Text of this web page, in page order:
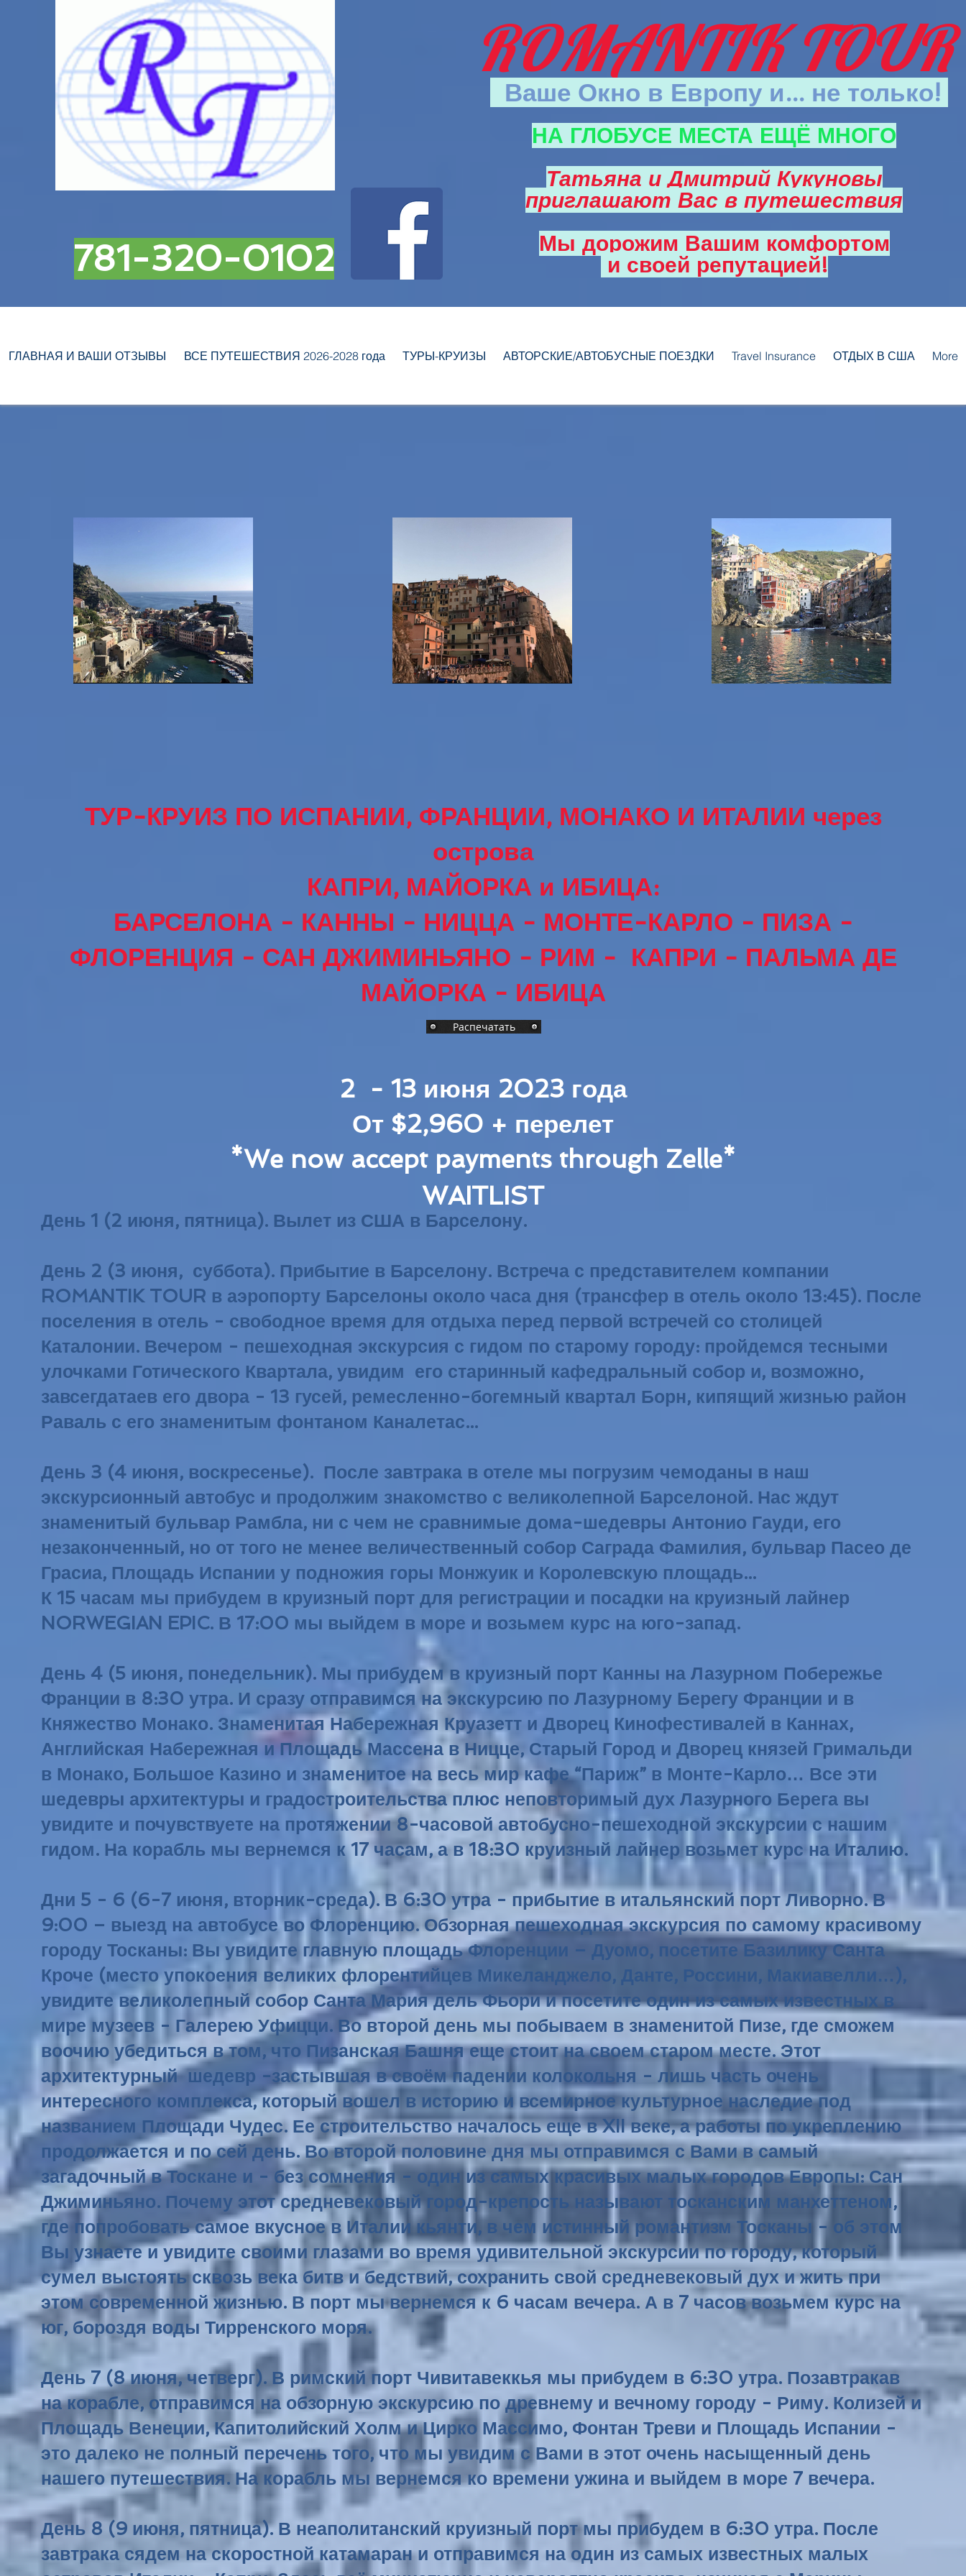
781-320-0102
ROMANTIK TOUR
Ваше Окно в Европу и... не только!
НА ГЛОБУСЕ МЕСТА ЕЩЁ МНОГО
Татьяна и Дмитрий Кукуновы
приглашают Вас в путешествия
Мы дорожим Вашим комфортом
и своей репутацией!
ГЛАВНАЯ И ВАШИ ОТЗЫВЫ ВСЕ ПУТЕШЕСТВИЯ 2026-2028 года ТУРЫ-КРУИЗЫ АВТОРСКИЕ/АВТОБУСНЫЕ ПОЕЗДКИ Travel Insurance ОТДЫХ В США More
ТУР-КРУИЗ ПО ИСПАНИИ, ФРАНЦИИ, МОНАКО И ИТАЛИИ через
острова
КАПРИ, МАЙОРКА и ИБИЦА:
БАРСЕЛОНА - КАННЫ - НИЦЦА - МОНТЕ-КАРЛО - ПИЗА -
ФЛОРЕНЦИЯ - САН ДЖИМИНЬЯНО - РИМ - КАПРИ - ПАЛЬМА ДЕ
МАЙОРКА - ИБИЦА
2 - 13 июня 2023 года
От $2,960 + перелет
*We now accept payments through Zelle*
WAITLIST
День 1 (2 июня, пятница). Вылет из США в Барселону.
День 2 (3 июня, суббота). Прибытие в Барселону. Встреча с представителем компании
ROMANTIK TOUR в аэропорту Барселоны около часа дня (трансфер в отель около 13:45). После
поселения в отель - свободное время для отдыха перед первой встречей со столицей
Каталонии. Вечером - пешеходная экскурсия с гидом по старому городу: пройдемся тесными
улочками Готического Квартала, увидим его старинный кафедральный собор и, возможно,
завсегдатаев его двора - 13 гусей, ремесленно-богемный квартал Борн, кипящий жизнью район
Раваль с его знаменитым фонтаном Каналетас...
День 3 (4 июня, воскресенье). После завтрака в отеле мы погрузим чемоданы в наш
экскурсионный автобус и продолжим знакомство с великолепной Барселоной. Нас ждут
знаменитый бульвар Рамбла, ни с чем не сравнимые дома-шедевры Антонио Гауди, его
незаконченный, но от того не менее величественный собор Саграда Фамилия, бульвар Пасео де
Грасиа, Площадь Испании у подножия горы Монжуик и Королевскую площадь...
К 15 часам мы прибудем в круизный порт для регистрации и посадки на круизный лайнер
NORWEGIAN EPIC. В 17:00 мы выйдем в море и возьмем курс на юго-запад.
День 4 (5 июня, понедельник). Мы прибудем в круизный порт Канны на Лазурном Побережье
Франции в 8:30 утра. И сразу отправимся на экскурсию по Лазурному Берегу Франции и в
Княжество Монако. Знаменитая Набережная Круазетт и Дворец Кинофестивалей в Каннах,
Английская Набережная и Площадь Массена в Ницце, Старый Город и Дворец князей Гримальди
в Монако, Большое Казино и знаменитое на весь мир кафе “Париж” в Монте-Карло… Все эти
шедевры архитектуры и градостроительства плюс неповторимый дух Лазурного Берега вы
увидите и почувствуете на протяжении 8-часовой автобусно-пешеходной экскурсии с нашим
гидом. На корабль мы вернемся к 17 часам, а в 18:30 круизный лайнер возьмет курс на Италию.
Дни 5 - 6 (6-7 июня, вторник-среда). В 6:30 утра - прибытие в итальянский порт Ливорно. В
9:00 – выезд на автобусе во Флоренцию. Обзорная пешеходная экскурсия по самому красивому
городу Тосканы: Вы увидите главную площадь Флоренции – Дуомо, посетите Базилику Санта
Кроче (место упокоения великих флорентийцев Микеланджело, Данте, Россини, Макиавелли…),
увидите великолепный собор Санта Мария дель Фьори и посетите один из самых известных в
мире музеев - Галерею Уфицци. Во второй день мы побываем в знаменитой Пизе, где сможем
воочию убедиться в том, что Пизанская Башня еще стоит на своем старом месте. Этот
архитектурный шедевр -застывшая в своём падении колокольня - лишь часть очень
интересного комплекса, который вошел в историю и всемирное культурное наследие под
названием Площади Чудес. Ее строительство началось еще в XII веке, а работы по укреплению
продолжается и по сей день.Во второй половине дня мы отправимся с Вами в самый
загадочный в Тоскане и - без сомнения - один из самых красивых малых городов Европы: Сан
Джиминьяно. Почему этот средневековый город-крепость называют тосканским манхеттеном,
где попробовать самое вкусное в Италии кьянти, в чем истинный романтизм Тосканы - об этом
Вы узнаете и увидите своими глазами во время удивительной экскурсии по городу, который
сумел выстоять сквозь века битв и бедствий, сохранить свой средневековый дух и жить при
этом современной жизнью. В порт мы вернемся к 6 часам вечера. А в 7 часов возьмем курс на
юг, бороздя воды Тирренского моря.
День 7 (8 июня, четверг). В римский порт Чивитавеккья мы прибудем в 6:30 утра. Позавтракав
на корабле, отправимся на обзорную экскурсию по древнему и вечному городу - Риму. Колизей и
Площадь Венеции, Капитолийский Холм и Цирко Массимо, Фонтан Треви и Площадь Испании -
это далеко не полный перечень того, что мы увидим с Вами в этот очень насыщенный день
нашего путешествия.На корабль мы вернемся ко времени ужина и выйдем в море 7 вечера.
День 8 (9 июня, пятница). В неаполитанский круизный порт мы прибудем в 6:30 утра. После
завтрака сядем на скоростной катамаран и отправимся на один из самых известных малых
Распечатать